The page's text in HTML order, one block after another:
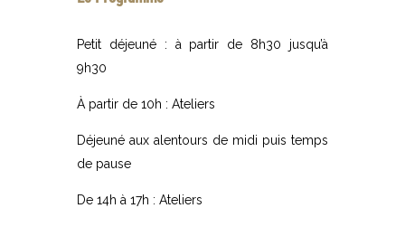
Petit déjeuné : à partir de 8h30 jusqu’à
9h30
À partir de 10h : Ateliers
Déjeuné aux alentours de midi puis temps
de pause
De 14h à 17h : Ateliers